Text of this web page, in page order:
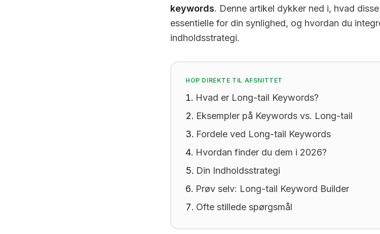
keywords. Denne artikel dykker ned i, hvad
essentielle for din synlighed, og hvordan du
indholdsstrategi.
HOP DIREKTE TIL AFSNITTET
Hvad er Long-tail Keywords?
Eksempler på Keywords vs. Long-tail
Fordele ved Long-tail Keywords
Hvordan finder du dem i 2026?
Din Indholdsstrategi
Prøv selv: Long-tail Keyword Builder
Ofte stillede spørgsmål